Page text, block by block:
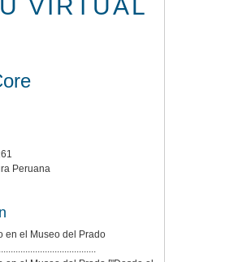
VIRTUAL
Peruana
en el Museo del Prado